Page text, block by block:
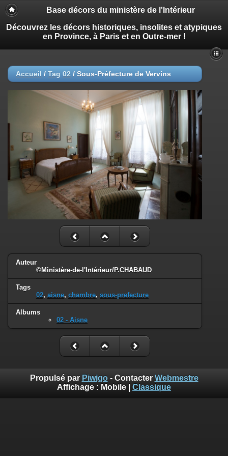
Base décors du ministère de l'Intérieur
Découvrez les décors historiques, insolites et atypiques
en Province, à Paris et en Outre-mer !
Accueil / Tag 02 / Sous-Préfecture de Vervins
Auteur
©Ministère-de-l'Intérieur/P.CHABAUD
Tags
02, aisne, chambre, sous-prefecture
Albums
02 - Aisne
Propulsé par Piwigo- Contacter Webmestre
Affichage : Mobile Classique